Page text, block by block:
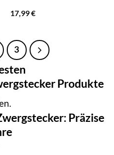
17,99€
3
Produkte
Präzise